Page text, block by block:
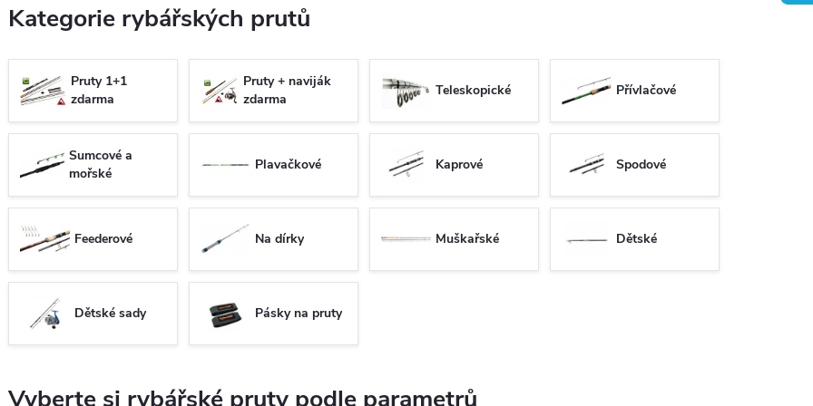
Kategorie rybářských prutů
Pruty 1+1
zdarma
Pruty + naviják
zdarma
Teleskopické Přívlačové
Sumcové a
mořské
Plavačkové Kaprové Spodové
Feederové Na dírky Muškařské Dětské
Dětské sady Pásky na pruty
Vyberte si rybářské pruty podle parametrů